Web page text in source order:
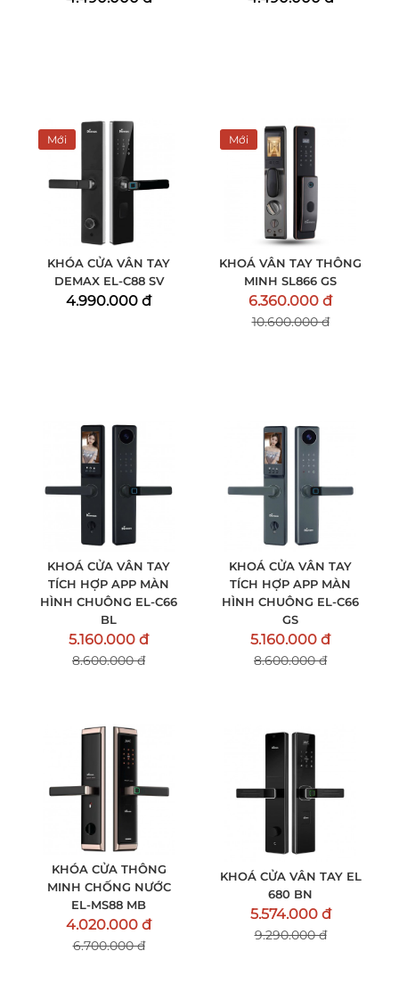
Mới
KHÓA CỬA VÂN TAY
DEMAX EL-C88 SV
4.990.000 đ
Mới
KHOÁ VÂN TAY THÔNG
MINH SL866 GS
6.360.000 đ
10.600.000 đ
KHOÁ CỬA VÂN TAY
TÍCH HỢP APP MÀN
HÌNH CHUÔNG EL-C66
BL
5.160.000 đ
8.600.000 đ
KHOÁ CỬA VÂN TAY
TÍCH HỢP APP MÀN
HÌNH CHUÔNG EL-C66
GS
5.160.000 đ
8.600.000 đ
KHÓA CỬA THÔNG
MINH CHỐNG NƯỚC
EL-MS88 MB
4.020.000 đ
6.700.000 đ
KHOÁ CỬA VÂN TAY EL
680 BN
5.574.000 đ
9.290.000 đ